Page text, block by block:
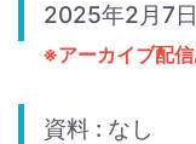
2025年2月7
※アーカイブ配信
資料 : なし